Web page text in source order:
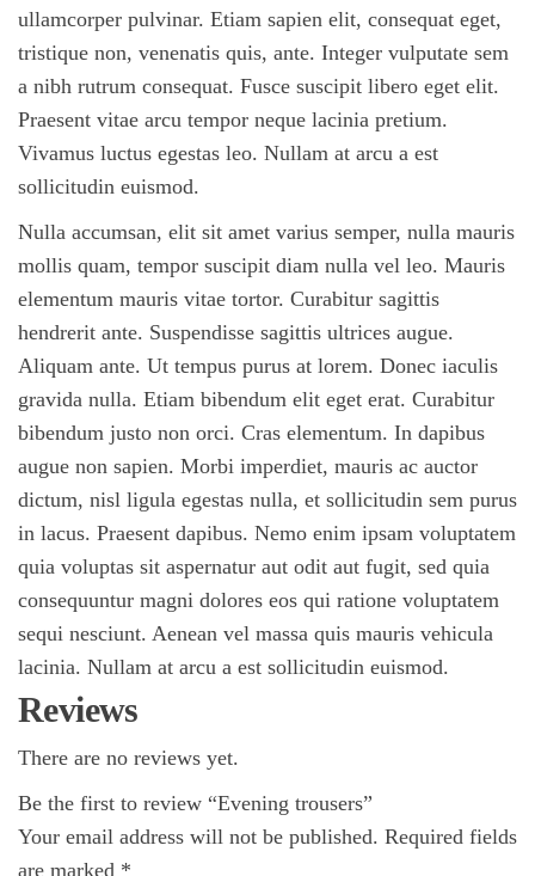
ullamcorper pulvinar. Etiam sapien elit, consequat eget,
tristique non, venenatis quis, ante. Integer vulputate sem
a nibh rutrum consequat. Fusce suscipit libero eget elit.
Praesent vitae arcu tempor neque lacinia pretium.
Vivamus luctus egestas leo. Nullam at arcu a est
sollicitudin euismod.
Nulla accumsan, elit sit amet varius semper, nulla mauris
mollis quam, tempor suscipit diam nulla vel leo. Mauris
elementum mauris vitae tortor. Curabitur sagittis
hendrerit ante. Suspendisse sagittis ultrices augue.
Aliquam ante. Ut tempus purus at lorem. Donec iaculis
gravida nulla. Etiam bibendum elit eget erat. Curabitur
bibendum justo non orci. Cras elementum. In dapibus
augue non sapien. Morbi imperdiet, mauris ac auctor
dictum, nisl ligula egestas nulla, et sollicitudin sem purus
in lacus. Praesent dapibus. Nemo enim ipsam voluptatem
quia voluptas sit aspernatur aut odit aut fugit, sed quia
consequuntur magni dolores eos qui ratione voluptatem
sequi nesciunt. Aenean vel massa quis mauris vehicula
lacinia. Nullam at arcu a est sollicitudin euismod.
Reviews
There are no reviews yet.
Be the first to review “Evening trousers”
Your email address will not be published. Required fields
are marked *